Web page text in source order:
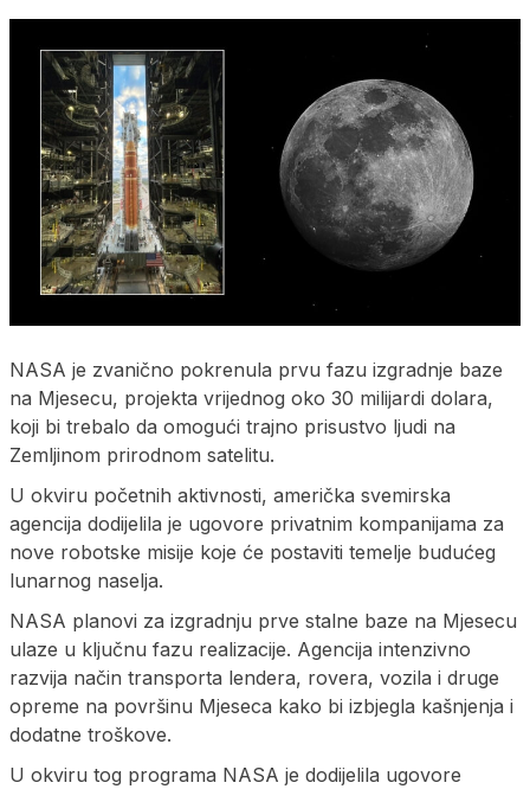
NASA je zvanično pokrenula prvu fazu izgradnje baze
na Mjesecu, projekta vrijednog oko 30 milijardi dolara,
koji bi trebalo da omogući trajno prisustvo ljudi na
Zemljinom prirodnom satelitu.
U okviru početnih aktivnosti, američka svemirska
agencija dodijelila je ugovore privatnim kompanijama za
nove robotske misije koje će postaviti temelje budućeg
lunarnog naselja.
NASA planovi za izgradnju prve stalne baze na Mjesecu
ulaze u ključnu fazu realizacije. Agencija intenzivno
razvija način transporta lendera, rovera, vozila i druge
opreme na površinu Mjeseca kako bi izbjegla kašnjenja i
dodatne troškove.
U okviru tog programa NASA je dodijelila ugovore